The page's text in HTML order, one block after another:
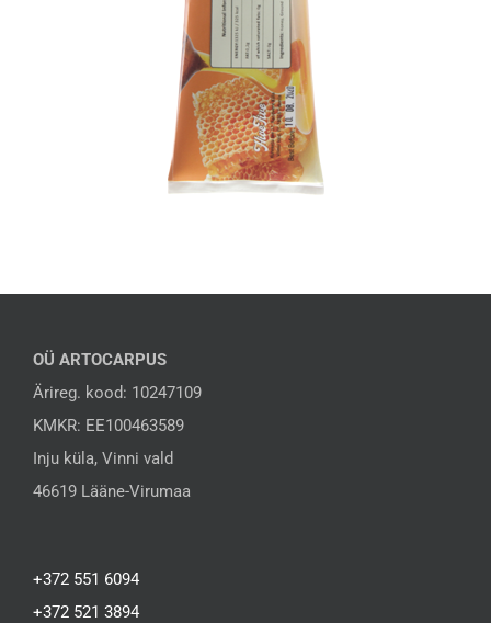
OÜ ARTOCARPUS
Ärireg. kood: 10247109
KMKR: EE100463589
Inju küla, Vinni vald
46619 Lääne-Virumaa
+372 551 6094
+372 521 3894